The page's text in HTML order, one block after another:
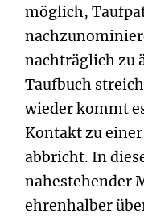
möglich,
nachträglich zu
Taufbuch
wieder kommt
Kontakt zu
abbricht. In
nahestehender
ehrenhalber